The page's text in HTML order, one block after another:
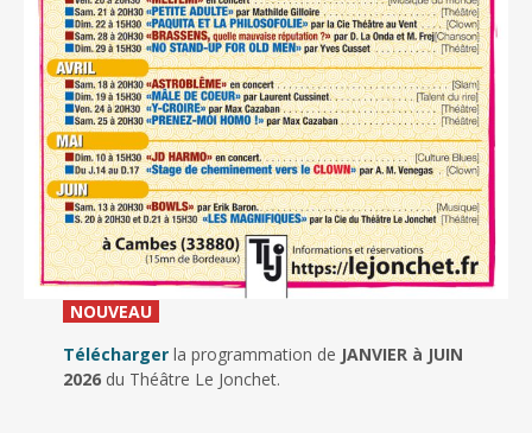
NOUVEAU_
Télécharger la programmation de JANVIER à JUIN
2026du Théâtre Le Jonchet.